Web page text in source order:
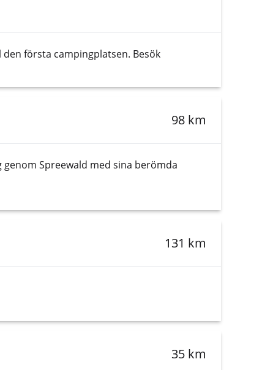
första campingplatsen. Besök
98 km
Spreewald med sina berömda
131 km
35 km